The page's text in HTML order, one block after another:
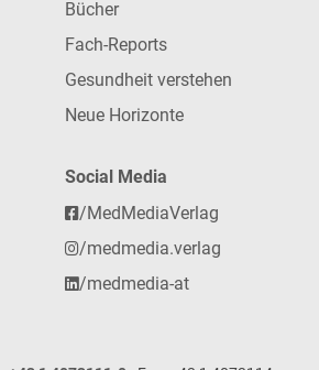
Bücher
Fach-Reports
Gesundheit verstehen
Neue Horizonte
Social Media
/MedMediaVerlag
/medmedia.verlag
/medmedia-at